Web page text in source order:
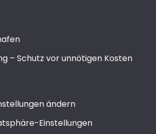
– Schutz vor unnötigen Kosten
ändern
Einstellungen